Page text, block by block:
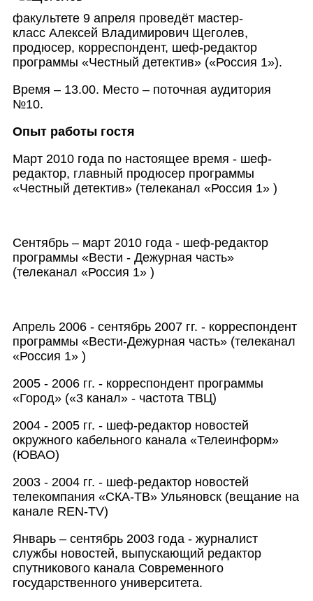
факультете 9 апреля проведёт мастер-
класс Алексей Владимирович Щеголев,
продюсер, корреспондент, шеф-редактор
программы «Честный детектив» («Россия 1»).
Время – 13.00. Место – поточная аудитория
№10.
Опыт работы гостя
Март 2010 года по настоящее время - шеф-
редактор, главный продюсер программы
«Честный детектив» (телеканал «Россия 1» )
Сентябрь – март 2010 года - шеф-редактор
программы «Вести - Дежурная часть»
(телеканал «Россия 1» )
Апрель 2006 - сентябрь 2007 гг. - корреспондент
программы «Вести-Дежурная часть» (телеканал
«Россия 1» )
2005 - 2006 гг. - корреспондент программы
«Город» («3 канал» - частота ТВЦ)
2004 - 2005 гг. - шеф-редактор новостей
окружного кабельного канала «Телеинформ»
(ЮВАО)
2003 - 2004 гг. - шеф-редактор новостей
телекомпания «СКА-ТВ» Ульяновск (вещание на
канале REN-TV)
Январь – сентябрь 2003 года - журналист
службы новостей, выпускающий редактор
спутникового канала Современного
государственного университета.